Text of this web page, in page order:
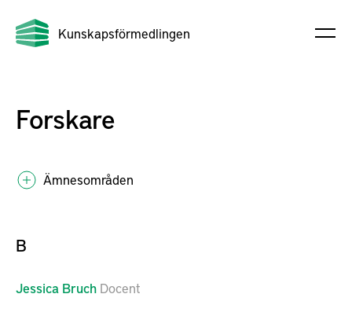
Kunskapsförmedlingen
Forskare
Ämnesområden
B
Jessica Bruch Docent